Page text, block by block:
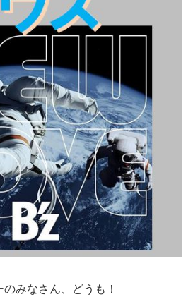
みなさん、どうも！